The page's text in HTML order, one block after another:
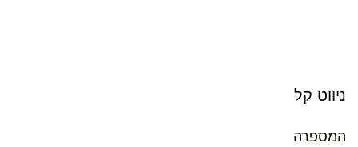
ניווט קל
המספרה